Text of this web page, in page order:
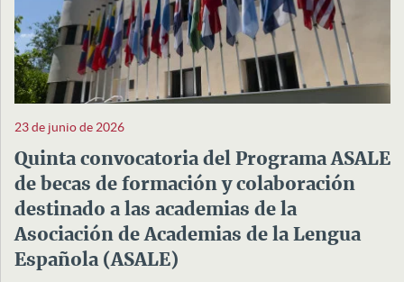
23 de junio de 2026
Quinta convocatoria del Programa ASALE
de becas de formación y colaboración
destinado a las academias de la
Asociación de Academias de la Lengua
Española (ASALE)